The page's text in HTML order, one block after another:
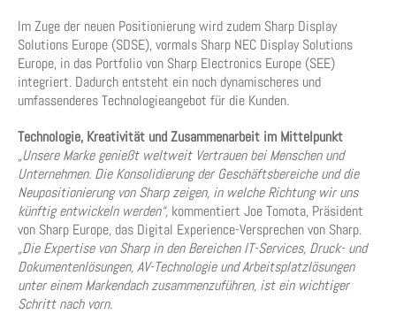
Im Zuge der neuen Positionierung wird zudem Sharp Display
Solutions Europe (SDSE), vormals Sharp NEC Display Solutions
Europe, in das Portfolio von Sharp Electronics Europe (SEE)
integriert. Dadurch entsteht ein noch dynamischeres und
umfassenderes Technologieangebot für die Kunden.
Technologie, Kreativität und Zusammenarbeit im Mittelpunkt
„Unsere Marke genießt weltweit Vertrauen bei Menschen und
Unternehmen. Die Konsolidierung der Geschäftsbereiche und die
Neupositionierung von Sharp zeigen, in welche Richtung wir uns
künftig entwickeln werden“, kommentiert Joe Tomota, Präsident
von Sharp Europe, das Digital Experience-Versprechen von Sharp.
„Die Expertise von Sharp in den Bereichen IT-Services, Druck- und
Dokumentenlösungen, AV-Technologie und Arbeitsplatzlösungen
unter einem Markendach zusammenzuführen, ist ein wichtiger
Schritt nach vorn.